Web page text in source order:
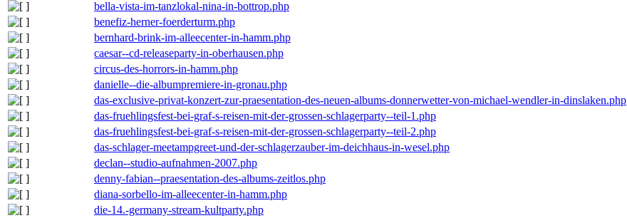
bella-vista-im-tanzlokal-nina-in-bottrop.php
benefiz-herner-foerderturm.php
bernhard-brink-im-alleecenter-in-hamm.php
caesar--cd-releaseparty-in-oberhausen.php
circus-des-horrors-in-hamm.php
danielle--die-albumpremiere-in-gronau.php
das-exclusive-privat-konzert-zur-praesentation-des-neuen-albums-donnerwetter-von-michael-wendler-in-dinslaken.php
das-fruehlingsfest-bei-graf-s-reisen-mit-der-grossen-schlagerparty--teil-1.php
das-fruehlingsfest-bei-graf-s-reisen-mit-der-grossen-schlagerparty--teil-2.php
das-schlager-meetampgreet-und-der-schlagerzauber-im-deichhaus-in-wesel.php
declan--studio-aufnahmen-2007.php
denny-fabian--praesentation-des-albums-zeitlos.php
diana-sorbello-im-alleecenter-in-hamm.php
die-14.-germany-stream-kultparty.php